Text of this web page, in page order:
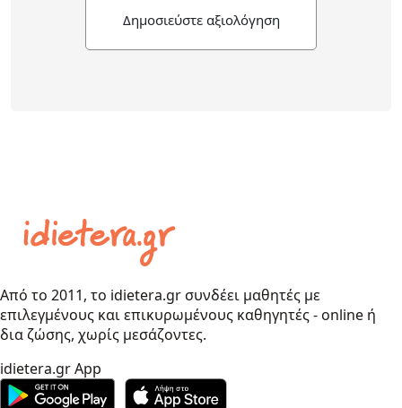
Δημοσιεύστε αξιολόγηση
Από το 2011, το idietera.gr συνδέει μαθητές με
επιλεγμένους και επικυρωμένους καθηγητές - online ή
δια ζώσης, χωρίς μεσάζοντες.
idietera.gr App